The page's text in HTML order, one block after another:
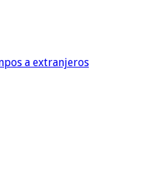
a extranjeros